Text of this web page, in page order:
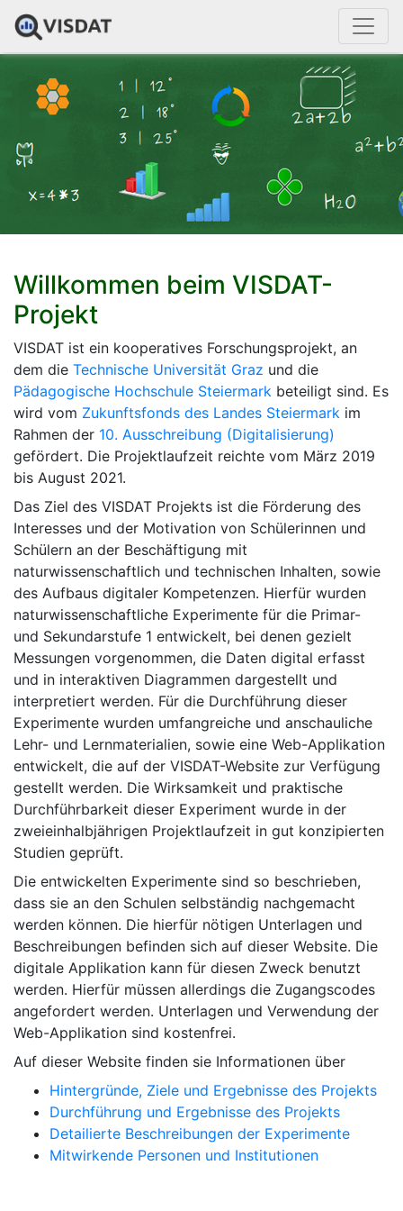
Willkommen beim VISDAT-
Projekt
VISDAT ist ein kooperatives Forschungsprojekt, an
dem die Technische Universität Graz und die
Pädagogische Hochschule Steiermark beteiligt sind. Es
wird vom Zukunftsfonds des Landes Steiermark im
Rahmen der 10. Ausschreibung (Digitalisierung)
gefördert. Die Projektlaufzeit reichte vom März 2019
bis August 2021.
Das Ziel des VISDAT Projekts ist die Förderung des
Interesses und der Motivation von Schülerinnen und
Schülern an der Beschäftigung mit
naturwissenschaftlich und technischen Inhalten, sowie
des Aufbaus digitaler Kompetenzen. Hierfür wurden
naturwissenschaftliche Experimente für die Primar-
und Sekundarstufe 1 entwickelt, bei denen gezielt
Messungen vorgenommen, die Daten digital erfasst
und in interaktiven Diagrammen dargestellt und
interpretiert werden. Für die Durchführung dieser
Experimente wurden umfangreiche und anschauliche
Lehr- und Lernmaterialien, sowie eine Web-Applikation
entwickelt, die auf der VISDAT-Website zur Verfügung
gestellt werden. Die Wirksamkeit und praktische
Durchführbarkeit dieser Experiment wurde in der
zweieinhalbjährigen Projektlaufzeit in gut konzipierten
Studien geprüft.
Die entwickelten Experimente sind so beschrieben,
dass sie an den Schulen selbständig nachgemacht
werden können. Die hierfür nötigen Unterlagen und
Beschreibungen befinden sich auf dieser Website. Die
digitale Applikation kann für diesen Zweck benutzt
werden. Hierfür müssen allerdings die Zugangscodes
angefordert werden. Unterlagen und Verwendung der
Web-Applikation sind kostenfrei.
Auf dieser Website finden sie Informationen über
Hintergründe, Ziele und Ergebnisse des Projekts
Durchführung und Ergebnisse des Projekts
Detailierte Beschreibungen der Experimente
Mitwirkende Personen und Institutionen